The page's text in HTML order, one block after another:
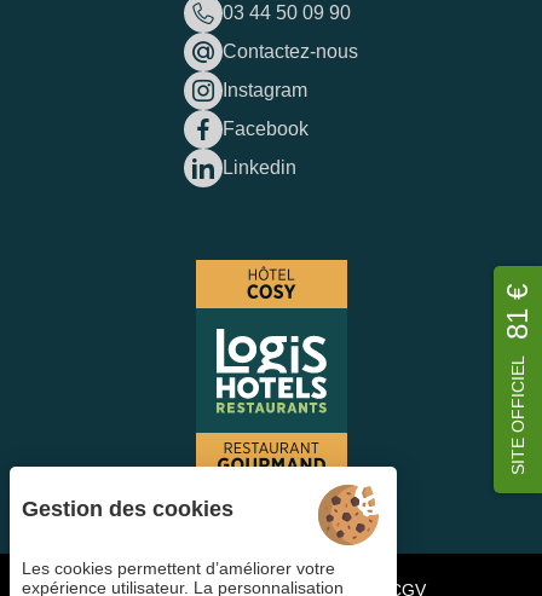
03 44 50 09 90
Contactez-nous
Instagram
Facebook
Linkedin
Gestion des cookiesFAQCandidater CGV
Gestion des cookies
Les cookies permettent d’améliorer votre
expérience utilisateur. La personnalisation
SITE OFFICIEL
81 €